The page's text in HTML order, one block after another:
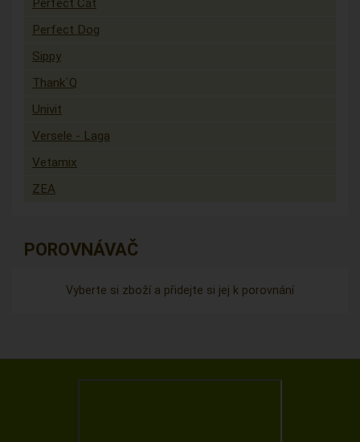
Perfect Cat
Perfect Dog
Sippy
Thank´Q
Univit
Versele - Laga
Vetamix
ZEA
POROVNÁVAČ
Vyberte si zboží a přidejte si jej k porovnání